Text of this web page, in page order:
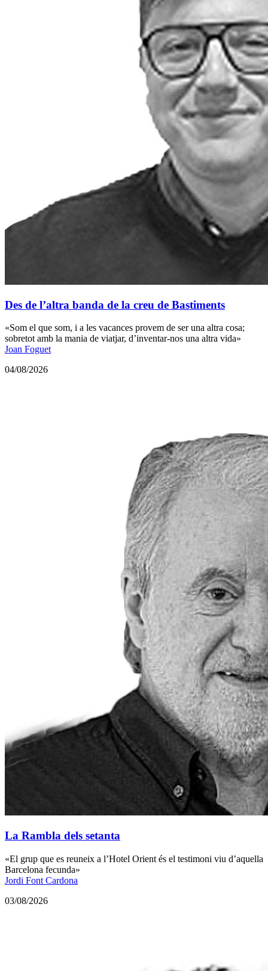
Des de l’altra banda de la creu de Bastiments
«Som el que som, i a les vacances provem de ser una altra cosa;
sobretot amb la mania de viatjar, d’inventar-nos una altra vida»
Joan Foguet
04/08/2026
La Rambla dels setanta
«El grup que es reuneix a l’Hotel Orient és el testimoni viu d’aquella
Barcelona fecunda»
Jordi Font Cardona
03/08/2026